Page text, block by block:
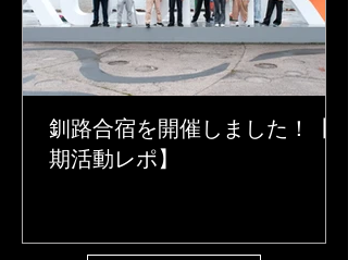
釧路合宿を開催しました！【6
期活動レポ】